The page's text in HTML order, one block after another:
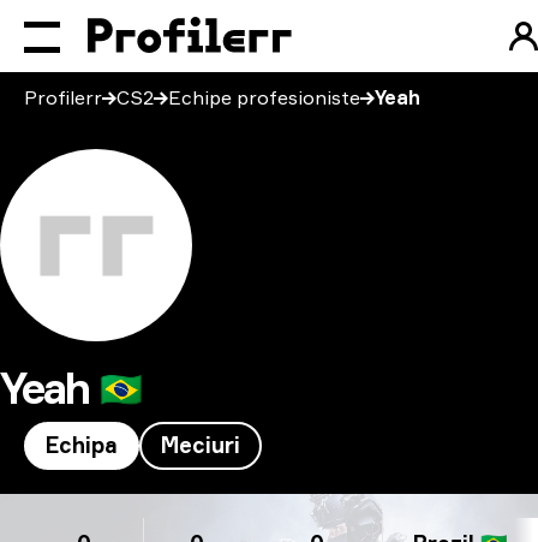
Profilerr CS2 Echipe profesioniste Yeah
Yeah 🇧🇷
Echipa Meciuri